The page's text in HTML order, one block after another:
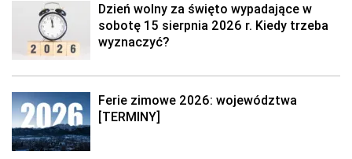
Dzień wolny za święto wypadające w
sobotę 15 sierpnia 2026 r. Kiedy trzeba
wyznaczyć?
Ferie zimowe 2026: województwa
[TERMINY]